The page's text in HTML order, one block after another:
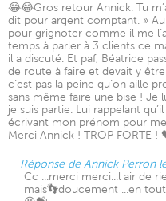
😂😂Gros retour Annick. Tu
dit pour argent comptant. »
pour grignoter comme il me
temps à parler à 3 clients ce
il a discuté. Et paf, Béatrice
de route à faire et devait y être
c’est pas la peine qu’on aille
sans même faire une bise ! Je
je suis partie. Lui rappelant
écrivant mon prénom pour
Merci Annick ! TROP FORTE !
Réponse de Annick Perron
Cc ...merci merci...l air de
mais👣doucement ...en